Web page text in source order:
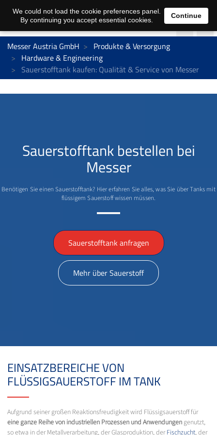
Messer Austria GmbH
Produkte & Versorgung
Hardware & Engineering
Sauerstofftank kaufen: Qualität & Service von Messer
Sauerstofftank bestellen bei
Messer
Benötigen Sie einen Sauerstofftank? Hier erfahren Sie alles, was Sie über Tanks mit
flüssigem Sauerstoff wissen müssen.
Sauerstofftank anfragen
Mehr über Sauerstoff
EINSATZBEREICHE VON
FLÜSSIGSAUERSTOFF IM TANK
Aufgrund seiner großen Reaktionsfreudigkeit wird Flüssigsauerstoff für
eine ganze Reihe von industriellen Prozessen und Anwendungen genutzt,
so etwa in der Metallverarbeitung, der Glasproduktion, derFischzucht, der
We could not load the cookie preferences panel.
By continuing you accept essential cookies.
Continue